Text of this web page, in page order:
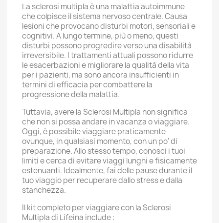
La sclerosi multipla è una malattia autoimmune
che colpisce il sistema nervoso centrale. Causa
lesioni che provocano disturbi motori, sensoriali e
cognitivi. A lungo termine, più o meno, questi
disturbi possono progredire verso una disabilità
irreversibile. I trattamenti attuali possono ridurre
le esacerbazioni e migliorare la qualità della vita
per i pazienti, ma sono ancora insufficienti in
termini di efficacia per combattere la
progressione della malattia.
Tuttavia, avere la Sclerosi Multipla non significa
che non si possa andare in vacanza o viaggiare.
Oggi, è possibile viaggiare praticamente
ovunque, in qualsiasi momento, con un po' di
preparazione. Allo stesso tempo, conosci i tuoi
limiti e cerca di evitare viaggi lunghi e fisicamente
estenuanti. Idealmente, fai delle pause durante il
tuo viaggio per recuperare dallo stress e dalla
stanchezza.
Il kit completo per viaggiare con la Sclerosi
Multipla di Lifeina include :